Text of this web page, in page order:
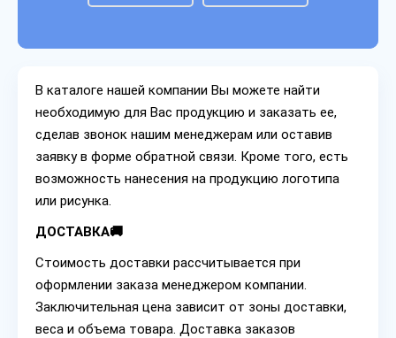
В каталоге нашей компании Вы можете найти
необходимую для Вас продукцию и заказать ее,
сделав звонок нашим менеджерам или оставив
заявку в форме обратной связи. Кроме того, есть
возможность нанесения на продукцию логотипа
или рисунка.
ДОСТАВКА🚚
Стоимость доставки рассчитывается при
оформлении заказа менеджером компании.
Заключительная цена зависит от зоны доставки,
веса и объема товара. Доставка заказов